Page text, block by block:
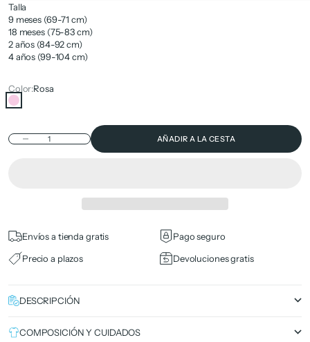
Talla
9 meses (69-71 cm)
18 meses (75-83 cm)
2 años (84-92 cm)
4 años (99-104 cm)
Color:Rosa
Rosa
Reducir cantidad AÑADIR A LA CESTA
Envíos a tienda gratis
Pago seguro
Precio a plazos
Devoluciones gratis
DESCRIPCIÓN
COMPOSICIÓN Y CUIDADOS